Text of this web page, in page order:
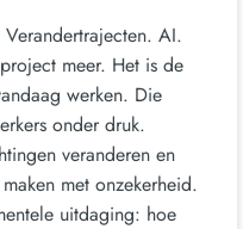
Verandertrajecten. AI.
meer. Het is de
werken. Die
onder druk.
veranderen en
met onzekerheid.
uitdaging: hoe